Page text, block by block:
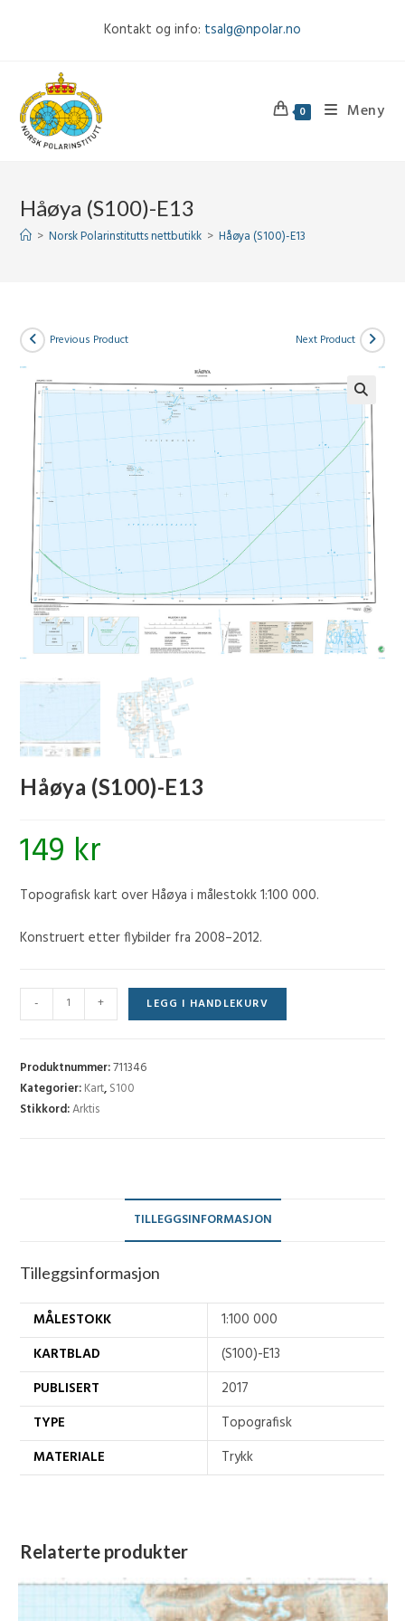
Kontakt og info: tsalg@npolar.no
0 Meny
Håøya (S100)-E13
> Norsk Polarinstitutts nettbutikk > Håøya (S100)-E13
Previous Product Next Product
🔍
Håøya (S100)-E13
149 kr
Topografisk kart over Håøya i målestokk 1:100 000.
Konstruert etter flybilder fra 2008–2012.
Håøya
(S100)-
antall
- + LEGG I HANDLEKURV
Produktnummer:711346
Kategorier:Kart,S100
Stikkord:Arktis
TILLEGGSINFORMASJON
Tilleggsinformasjon
MÅLESTOKK
1:100 000
KARTBLAD
(S100)-E13
PUBLISERT
2017
TYPE
Topografisk
MATERIALE
Trykk
Relaterte produkter